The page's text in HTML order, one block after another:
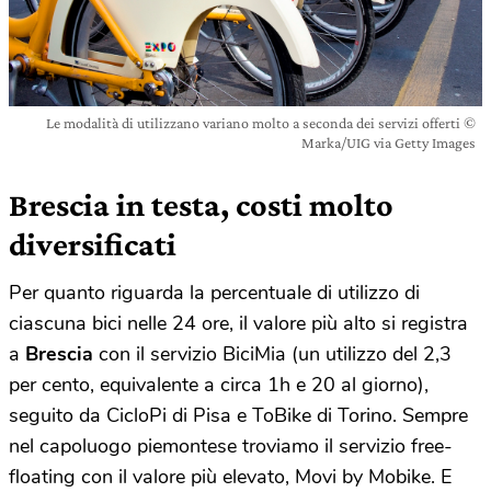
Le modalità di utilizzano variano molto a seconda dei servizi offerti ©
Marka/UIG via Getty Images
Brescia in testa, costi molto
diversificati
Per quanto riguarda la percentuale di utilizzo di
ciascuna bici nelle 24 ore, il valore più alto si registra
a Brescia con il servizio BiciMia (un utilizzo del 2,3
per cento, equivalente a circa 1h e 20 al giorno),
seguito da CicloPi di Pisa e ToBike di Torino. Sempre
nel capoluogo piemontese troviamo il servizio free-
floating con il valore più elevato, Movi by Mobike. E